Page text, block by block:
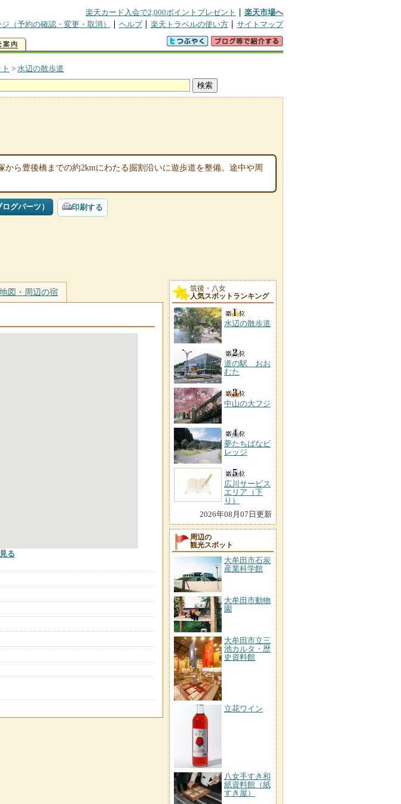
楽天カード入会で2,000ポイントプレゼント
楽天市場へ
（予約の確認・変更・取消） ヘルプ 楽天トラベルの使い方 サイトマップ
> 水辺の散歩道
から豊後橋までの約2kmにわたる掘割沿いに遊歩道を整備。途中や周
グパーツ） 印刷する
地図・周辺の宿
る
筑後・八女
人気スポットランキング
水辺の散歩道
道の駅 おお
むた
中山の大フジ
夢たちばなビ
レッジ
広川サービス
エリア（下
り）
2026年08月07日更新
周辺の
観光スポット
大牟田市石炭
産業科学館
大牟田市動物
園
大牟田市立三
池カルタ・歴
史資料館
立花ワイン
八女手すき和
紙資料館（紙
すき屋）